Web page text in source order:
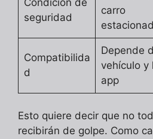
seguridad
carro
Compatibilida
d
Depende
vehículo y
app
Esto quiere decir que no
recibirán de golpe. Como